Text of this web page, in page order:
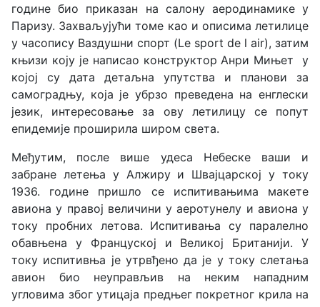
године био приказан на салону аеродинамике у
Паризу. Захваљујући томе као и описима летилице
у часопису Ваздушни спорт (Le sport de l air), затим
књизи коју је написао конструктор Анри Мињет у
којој су дата детаљна упутства и планови за
самоградњу, која је убрзо преведена на енглески
језик, интересовање за ову летилицу се попут
епидемије проширила широм света.
Међутим, после више удеса Небеске ваши и
забране летења у Алжиру и Швајцарској у току
1936. године пришло се испитивањима макете
авиона у правој величини у аеротунелу и авиона у
току пробних летова. Испитивања су паралелно
обавњена у Француској и Великој Британији. У
току испитивња је утрвђено да је у току слетања
авион био неуправљив на неким нападним
угловима због утицаја предњег покретног крила на